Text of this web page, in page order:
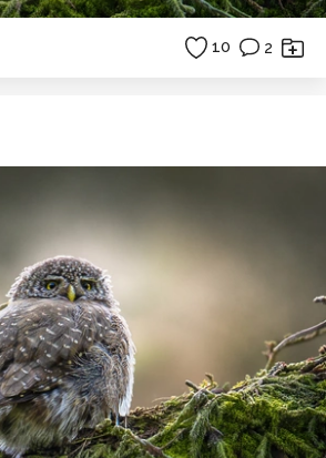
10 2